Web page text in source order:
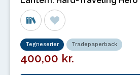
Tegneserier Tradepaperback
400,00 kr.